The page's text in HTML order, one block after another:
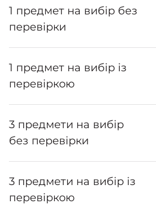
1 предмет на вибір без
перевірки
1 предмет на вибір із
перевіркою
3 предмети на вибір
без перевірки
3 предмети на вибір із
перевіркою